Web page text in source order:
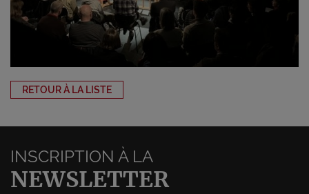
RETOUR À LA LISTE
INSCRIPTION À LA
NEWSLETTER